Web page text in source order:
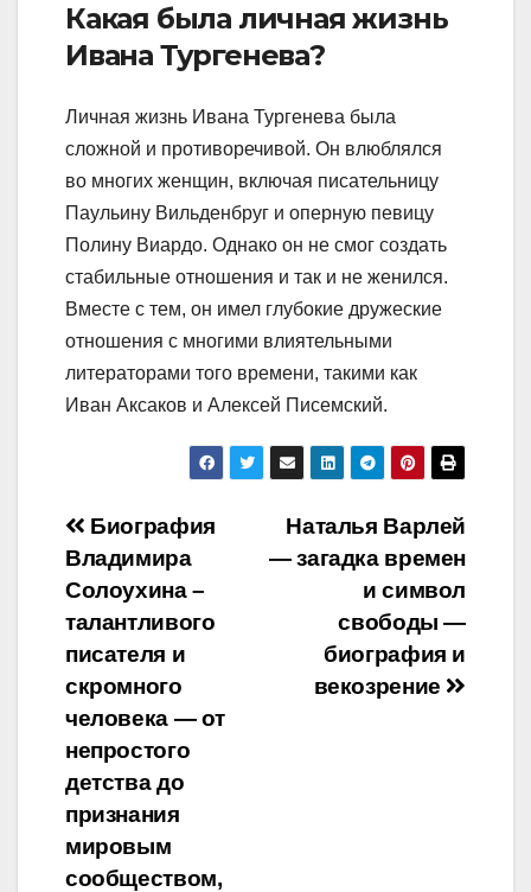
Какая была личная жизнь
Ивана Тургенева?
Личная жизнь Ивана Тургенева была
сложной и противоречивой. Он влюблялся
во многих женщин, включая писательницу
Паульину Вильденбруг и оперную певицу
Полину Виардо. Однако он не смог создать
стабильные отношения и так и не женился.
Вместе с тем, он имел глубокие дружеские
отношения с многими влиятельными
литераторами того времени, такими как
Иван Аксаков и Алексей Писемский.
Навигация
по
записям
Наталья Варлей
— загадка времен
и символ
свободы —
биография и
векозрение
Биография
Владимира
Солоухина –
талантливого
писателя и
скромного
человека — от
непростого
детства до
признания
мировым
сообществом,